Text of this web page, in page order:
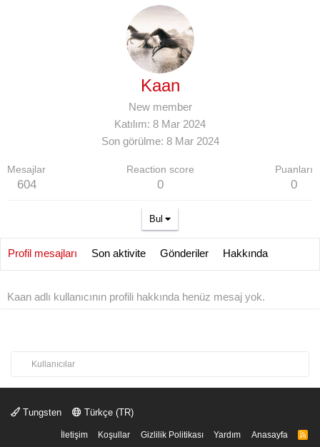
Kaan
New member
Katılım 8 Mar 2024
Son görülme 8 Mar 2024
Mesajlar
604
Reaction score
0
Puanları
0
Bul
Profil mesajları Son aktivite Gönderiler Hakkında
Kaan adlı kullanıcının profili hakkında henüz mesaj yok.
Kullanıcılar
Tungsten Türkçe (TR)
İletişim Koşullar Gizlilik Politikası Yardım Anasayfa
R